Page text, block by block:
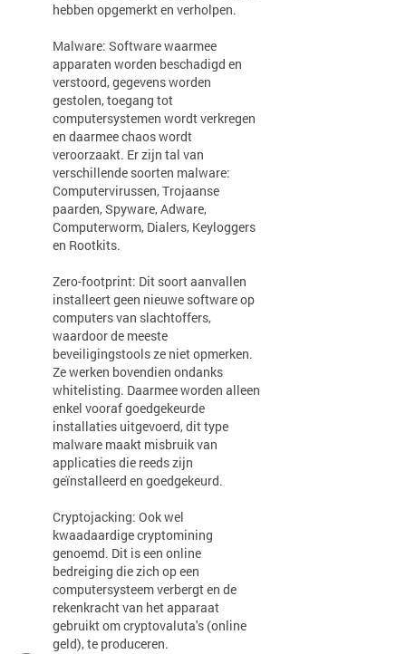
hebben opgemerkt en verholpen.
Malware: Software waarmee
apparaten worden beschadigd en
verstoord, gegevens worden
gestolen, toegang tot
computersystemen wordt verkregen
en daarmee chaos wordt
veroorzaakt. Er zijn tal van
verschillende soorten malware:
Computervirussen, Trojaanse
paarden, Spyware, Adware,
Computerworm, Dialers, Keyloggers
en Rootkits.
Zero-footprint: Dit soort aanvallen
installeert geen nieuwe software op
computers van slachtoffers,
waardoor de meeste
beveiligingstools ze niet opmerken.
Ze werken bovendien ondanks
whitelisting. Daarmee worden alleen
enkel vooraf goedgekeurde
installaties uitgevoerd, dit type
malware maakt misbruik van
applicaties die reeds zijn
geïnstalleerd en goedgekeurd.
Cryptojacking: Ook wel
kwaadaardige cryptomining
genoemd. Dit is een online
bedreiging die zich op een
computersysteem verbergt en de
rekenkracht van het apparaat
gebruikt om cryptovaluta's (online
geld), te produceren.